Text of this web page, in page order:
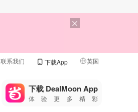
联系我们 下载App 英国
🇺🇸
🇨🇳 中国
下载 DealMoon App
体验更多精彩